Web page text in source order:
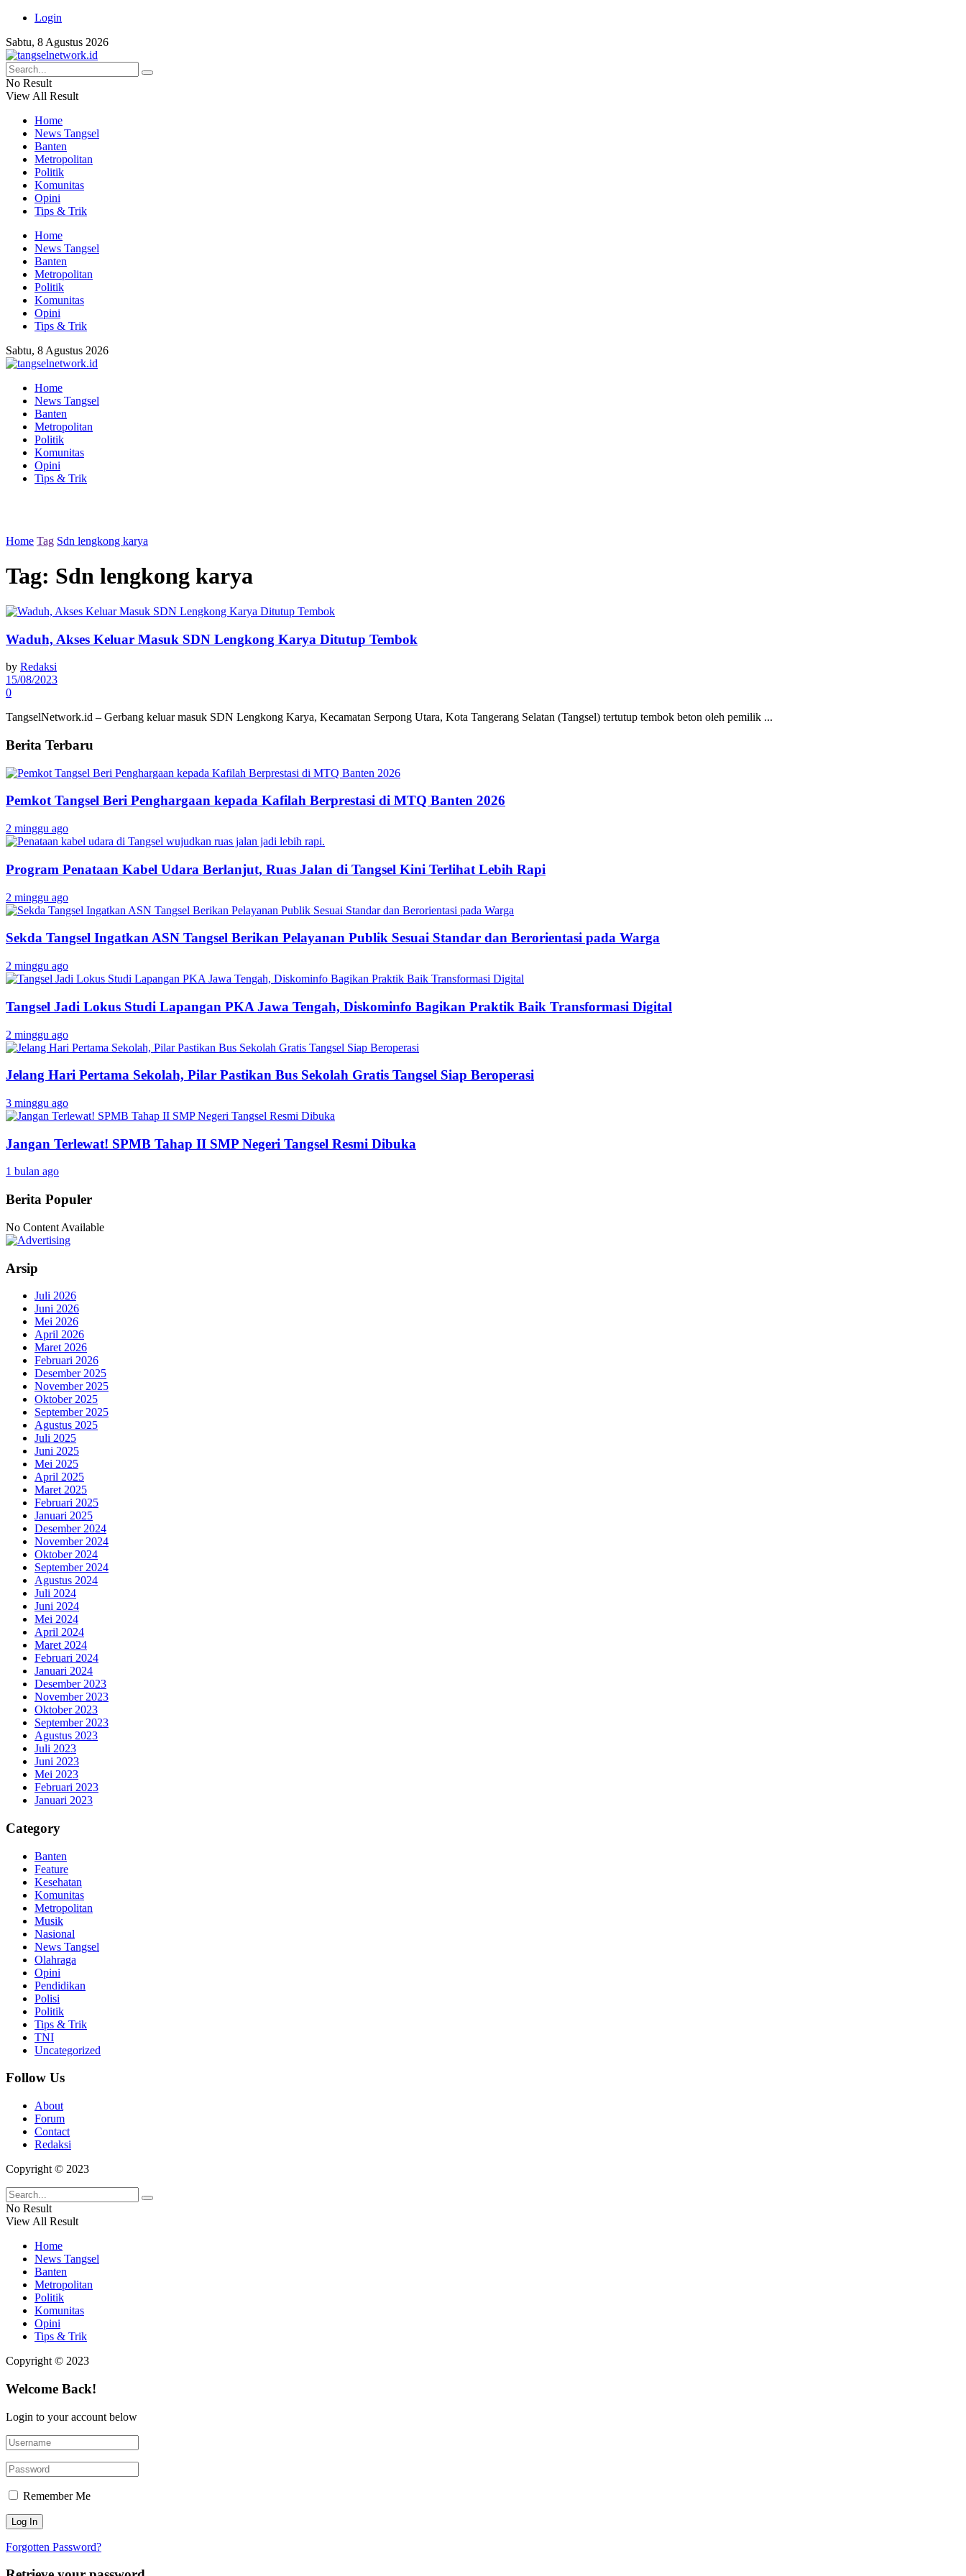
Login
Sabtu, 8 Agustus 2026
No Result
View All Result
Home
News Tangsel
Banten
Metropolitan
Politik
Komunitas
Opini
Tips & Trik
Home
News Tangsel
Banten
Metropolitan
Politik
Komunitas
Opini
Tips & Trik
Sabtu, 8 Agustus 2026
Home
News Tangsel
Banten
Metropolitan
Politik
Komunitas
Opini
Tips & Trik
Home Tag Sdn lengkong karya
Tag: Sdn lengkong karya
Waduh, Akses Keluar Masuk SDN Lengkong Karya Ditutup Tembok
by Redaksi
15/08/2023
0
TangselNetwork.id – Gerbang keluar masuk SDN Lengkong Karya, Kecamatan Serpong Utara, Kota Tangerang Selatan (Tangsel) tertutup tembok beton oleh pemilik ...
Berita Terbaru
Pemkot Tangsel Beri Penghargaan kepada Kafilah Berprestasi di MTQ Banten 2026
2 minggu ago
Program Penataan Kabel Udara Berlanjut, Ruas Jalan di Tangsel Kini Terlihat Lebih Rapi
2 minggu ago
Sekda Tangsel Ingatkan ASN Tangsel Berikan Pelayanan Publik Sesuai Standar dan Berorientasi pada Warga
2 minggu ago
Tangsel Jadi Lokus Studi Lapangan PKA Jawa Tengah, Diskominfo Bagikan Praktik Baik Transformasi Digital
2 minggu ago
Jelang Hari Pertama Sekolah, Pilar Pastikan Bus Sekolah Gratis Tangsel Siap Beroperasi
3 minggu ago
Jangan Terlewat! SPMB Tahap II SMP Negeri Tangsel Resmi Dibuka
1 bulan ago
Berita Populer
No Content Available
Arsip
Juli 2026
Juni 2026
Mei 2026
April 2026
Maret 2026
Februari 2026
Desember 2025
November 2025
Oktober 2025
September 2025
Agustus 2025
Juli 2025
Juni 2025
Mei 2025
April 2025
Maret 2025
Februari 2025
Januari 2025
Desember 2024
November 2024
Oktober 2024
September 2024
Agustus 2024
Juli 2024
Juni 2024
Mei 2024
April 2024
Maret 2024
Februari 2024
Januari 2024
Desember 2023
November 2023
Oktober 2023
September 2023
Agustus 2023
Juli 2023
Juni 2023
Mei 2023
Februari 2023
Januari 2023
Category
Banten
Feature
Kesehatan
Komunitas
Metropolitan
Musik
Nasional
News Tangsel
Olahraga
Opini
Pendidikan
Polisi
Politik
Tips & Trik
TNI
Uncategorized
Follow Us
About
Forum
Contact
Redaksi
Copyright © 2023
No Result
View All Result
Home
News Tangsel
Banten
Metropolitan
Politik
Komunitas
Opini
Tips & Trik
Copyright © 2023
Welcome Back!
Login to your account below
Remember Me
Forgotten Password?